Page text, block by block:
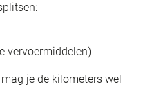
vervoermiddelen)
je de kilometers wel